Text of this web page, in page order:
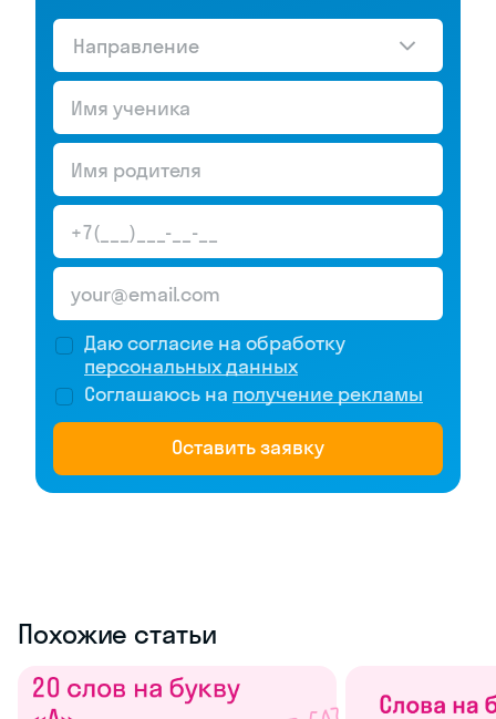
Направление
Даю согласие на обработку
персональных данных
Соглашаюсь на получение рекламы
Оставить заявку
Похожие статьи